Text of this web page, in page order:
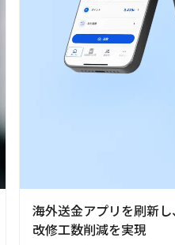
海外送金アプリを刷新
改修工数削減を実現